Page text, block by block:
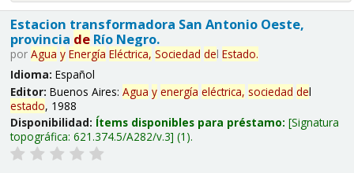
Estacion transformadora San Antonio Oeste,
provincia deRío Negro.
por Agua y Energía Eléctrica, Sociedad del Estado.
Idioma: Español
Editor: Buenos Aires: Agua y energía eléctrica, sociedad del
estado, 1988
Disponibilidad: Ítems disponibles para préstamo: Signatura
topográfica: 621.374.5/A282/v.3 (1).